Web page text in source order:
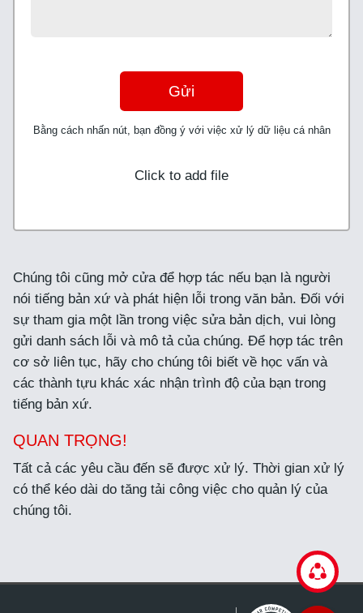
Gửi
Bằng cách nhấn nút, bạn đồng ý với việc xử lý dữ liệu cá nhân
Click to add file
Chúng tôi cũng mở cửa để hợp tác nếu bạn là người
nói tiếng bản xứ và phát hiện lỗi trong văn bản. Đối với
sự tham gia một lần trong việc sửa bản dịch, vui lòng
gửi danh sách lỗi và mô tả của chúng. Để hợp tác trên
cơ sở liên tục, hãy cho chúng tôi biết về học vấn và
các thành tựu khác xác nhận trình độ của bạn trong
tiếng bản xứ.
QUAN TRỌNG!
Tất cả các yêu cầu đến sẽ được xử lý. Thời gian xử lý
có thể kéo dài do tăng tải công việc cho quản lý của
chúng tôi.